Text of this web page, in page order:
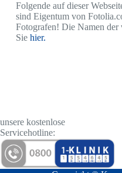
Folgende auf dieser
sind Eigentum von
Fotografen! Die Namen der
Sie hier.
unsere kostenlose
Servicehotline: